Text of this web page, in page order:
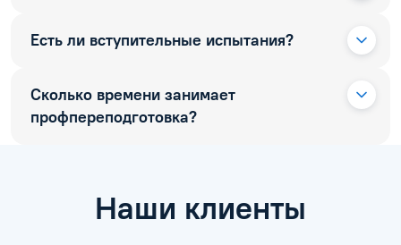
Есть ли вступительные испытания?
Сколько времени занимает
профпереподготовка?
Наши клиенты